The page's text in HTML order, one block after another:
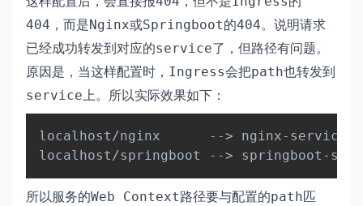
404 ，而是Nginx或Springboot的404。说明请求
已经成功转发到对应的service了，但路径有问题。
原因是，当这样配置时， Ingress会把path也转发到
service上。所以实际效果如下：
localhost/nginx      --> nginx-service/
localhost/springboot -->
Copy
所以服务的Web Context路径要与配置的path匹